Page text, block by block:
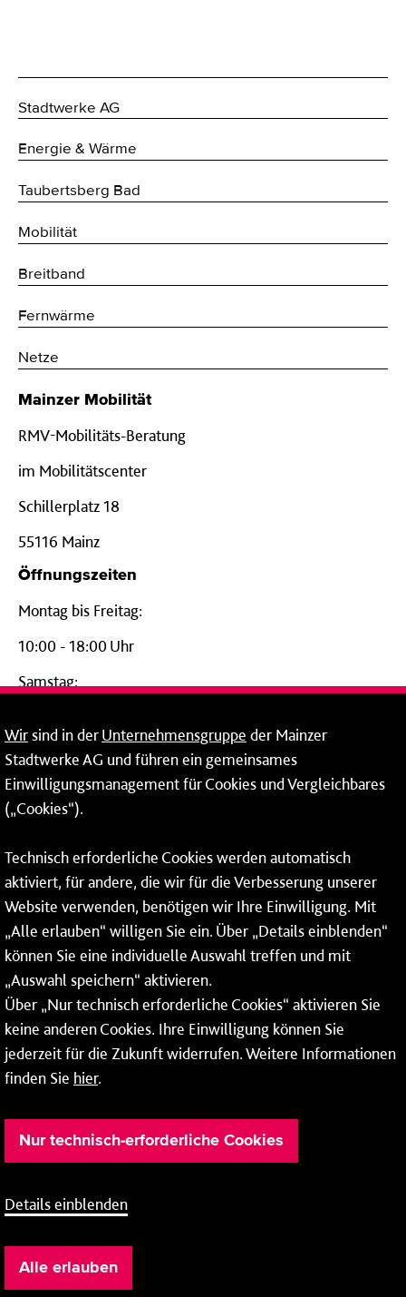
Stadtwerke AG
Energie & Wärme
Taubertsberg Bad
Mobilität
Breitband
Fernwärme
Netze
Mainzer Mobilität
RMV-Mobilitäts-Beratung
im Mobilitätscenter
Schillerplatz 18
55116 Mainz
Öffnungszeiten
Montag bis Freitag:
10:00 - 18:00 Uhr
Samstag:
24-Stunden-Telefon*
06131 – 12 77 77
Fax: 06131 – 12 66 66
* Montags bis freitags bis 7 und ab 18 Uhr sowie an
Wochenenden und Feiertagen ganztags werden Ihre
Anrufe je nach Themenauswahl an ein Callcenter des
RMV oder von nextbike weitergeleitet. Dort erhalten Sie
ausschließlich Auskünfte zum Fahrplan bzw. zu
meinRad.
Wirsind in derUnternehmensgruppe der Mainzer
Stadtwerke AG und führen ein gemeinsames
Einwilligungsmanagement für Cookies und Vergleichbares
(„Cookies“).
Technisch erforderliche Cookies werden automatisch
aktiviert, für andere, die wir für die Verbesserung unserer
Website verwenden, benötigen wir Ihre Einwilligung. Mit
„Alle erlauben“ willigen Sie ein. Über „Details einblenden“
können Sie eine individuelle Auswahl treffen und mit
„Auswahl speichern“ aktivieren.
Über „Nur technisch erforderliche Cookies“ aktivieren Sie
keine anderen Cookies. Ihre Einwilligung können Sie
jederzeit für die Zukunft widerrufen. Weitere Informationen
finden Sie hier.
Nur technisch-erforderliche Cookies
Details einblenden
Alle erlauben